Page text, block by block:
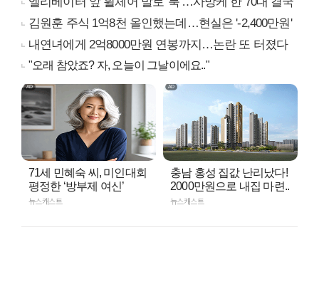
김원훈 주식 1억8천 올인했는데…현실은 '-2,400만원'
내연녀에게 2억8000만원 연봉까지…논란 또 터졌다
"오래 참았죠? 자, 오늘이 그날이에요.."
71세 민혜숙 씨, 미인대회
평정한 ‘방부제 여신’
뉴스캐스트
충남 홍성 집값 난리났다!
2000만원으로 내집 마련..
뉴스캐스트